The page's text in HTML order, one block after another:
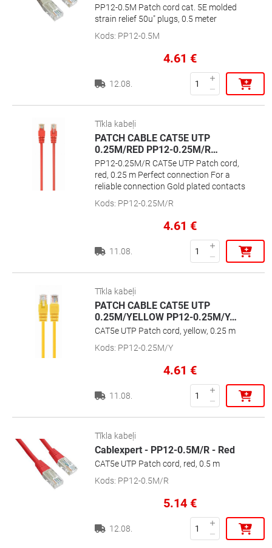
PP12-0.5M Patch cord cat. 5E molded
strain relief 50u" plugs, 0.5 meter
Kods: PP12-0.5M
4.61 €
12.08.
Tīkla kabeļi
PATCH CABLE CAT5E UTP
0.25M/RED PP12-0.25M/R…
PP12-0.25M/R CAT5e UTP Patch cord,
red, 0.25 m Perfect connection For a
reliable connection Gold plated contacts
Kods: PP12-0.25M/R
4.61 €
11.08.
Tīkla kabeļi
PATCH CABLE CAT5E UTP
0.25M/YELLOW PP12-0.25M/Y…
CAT5e UTP Patch cord, yellow, 0.25 m
Kods: PP12-0.25M/Y
4.61 €
11.08.
Tīkla kabeļi
Cablexpert - PP12-0.5M/R - Red
CAT5e UTP Patch cord, red, 0.5 m
Kods: PP12-0.5M/R
5.14€
12.08.